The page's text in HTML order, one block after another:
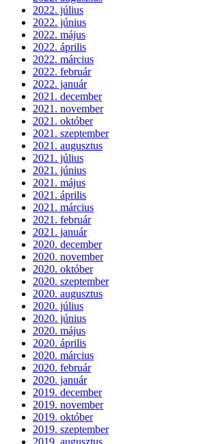
2022. július
2022. június
2022. május
2022. április
2022. március
2022. február
2022. január
2021. december
2021. november
2021. október
2021. szeptember
2021. augusztus
2021. július
2021. június
2021. május
2021. április
2021. március
2021. február
2021. január
2020. december
2020. november
2020. október
2020. szeptember
2020. augusztus
2020. július
2020. június
2020. május
2020. április
2020. március
2020. február
2020. január
2019. december
2019. november
2019. október
2019. szeptember